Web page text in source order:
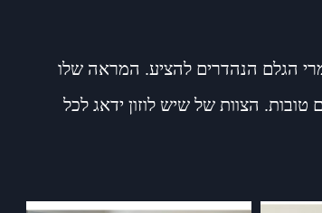
הגלם הנהדרים להציע. המראה שלו
הצוות של שיש לוזון ידאג לכל